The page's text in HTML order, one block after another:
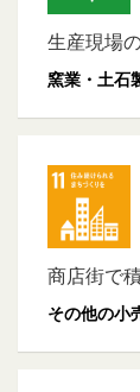
生産現場
窯業・土石
商店街で
その他の小